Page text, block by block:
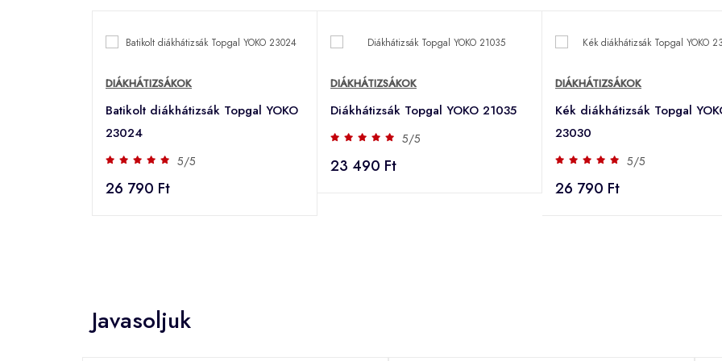
DIÁKHÁTIZSÁKOK
Batikolt diákhátizsák Topgal YOKO
23024
5/5
26 790 Ft
DIÁKHÁTIZSÁKOK
Diákhátizsák Topgal YOKO 21035
5/5
23 490 Ft
DIÁKHÁTIZSÁKOK
Kék diákhátizsák Topgal
23030
5/5
26 790 Ft
Javasoljuk